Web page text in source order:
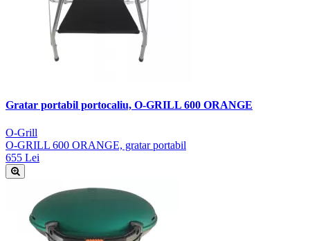
Gratar portabil portocaliu, O-GRILL 600 ORANGE
O-Grill
O-GRILL 600 ORANGE, gratar portabil
655 Lei